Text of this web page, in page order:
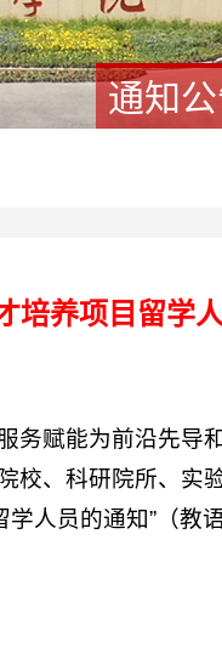
通知
培养项目留学
赋能为前沿先导
、科研院所、实
人员的通知”（教